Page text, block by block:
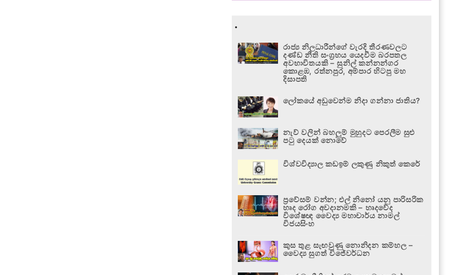
.
රාජ්‍ය නිලධාරීන්ගේ වැරදි තීරණවලට
දණ්ඩ නීති සංග්‍රහය යෙදවීම බරපතල
අවභාවිතයකි – සුනිල් කන්නන්ගර
කොළඹ, රත්නපුර, අම්පාර හිටපු මහ
දිසාපති
ලෝකයේ අඩුවෙන්ම නිදා ගන්නා ජාතිය?
නැව් වලින් බහලුම් මුහුදට පෙරලීම සුළු
පටු දෙයක් නොවේ
විශ්වවිද්‍යාල කඩඉම් ලකුණු නිකුත් කෙරේ
ප්‍රවේසම් වන්න; එල් නිනෝ යනු පාරිසරික
හෘද රෝග අවදානමකි – හෘදවේද
විශේෂඥ වෛද්‍ය මහාචාර්ය නාමල්
විජයසිංහ
කුස තුළ සැඟවුණු නොනිදන කම්හල –
වෛද්‍ය සුගත් විජේවර්ධන